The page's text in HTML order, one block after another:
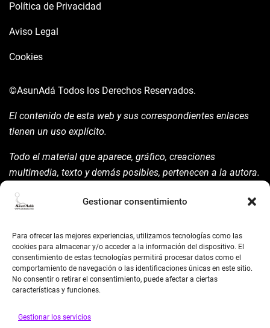
Gestionar consentimiento
Para ofrecer las mejores experiencias, utilizamos tecnologías como las
cookies para almacenar y/o acceder a la información del dispositivo. El
consentimiento de estas tecnologías permitirá procesar datos como el
comportamiento de navegación o las identificaciones únicas en este sitio.
No consentir o retirar el consentimiento, puede afectar a ciertas
características y funciones.
Gestionar los servicios
Política de Privacidad
Aviso Legal
Cookies
©AsunAdá Todos los Derechos Reservados.
El contenido de esta web y sus correspondientes enlaces
tienen un uso explícito.
Todo el material que aparece, gráfico, creaciones
multimedia, texto y demás posibles, pertenecen a la autora.
la mism para ello.
©AsunAdá ​Gracias.